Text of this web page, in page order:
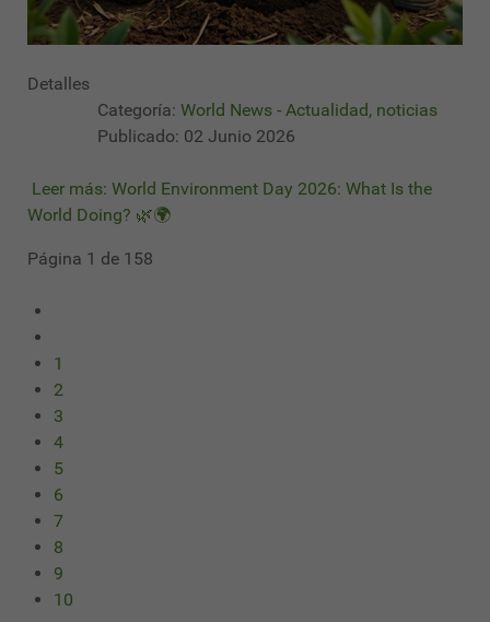
Detalles
Categoría: World News - Actualidad, noticias
Publicado: 02 Junio 2026
Leer más: World Environment Day 2026: What Is the
World Doing? 🌿🌍
Página 1 de 158
1
2
3
4
5
6
7
8
9
10